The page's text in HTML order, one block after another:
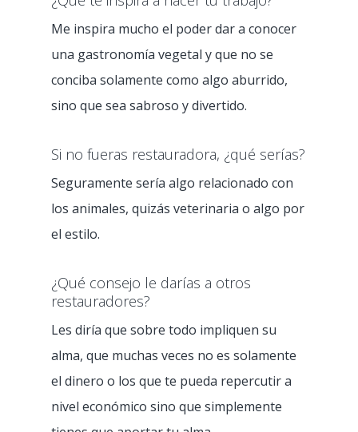
Me inspira mucho el poder dar a conocer
una gastronomía vegetal y que no se
conciba solamente como algo aburrido,
sino que sea sabroso y divertido.
Si no fueras restauradora, ¿qué serías?
Seguramente sería algo relacionado con
los animales, quizás veterinaria o algo por
el estilo.
¿Qué consejo le darías a otros
restauradores?
Les diría que sobre todo impliquen su
alma, que muchas veces no es solamente
el dinero o los que te pueda repercutir a
nivel económico sino que simplemente